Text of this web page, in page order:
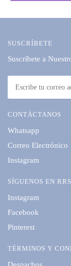
SUSCRÍBETE
Suscríbete a
CONTÁCTANOS
Whatsapp
Correo Electrónico
Instagram
SÍGUENOS EN
Instagram
Facebook
Pinterest
TÉRMINOS Y